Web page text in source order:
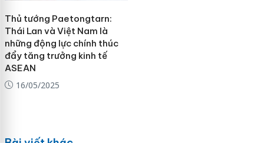
Thủ tướng Paetongtarn:
Thái Lan và Việt Nam là
những động lực chính thúc
đẩy tăng trưởng kinh tế
ASEAN
16/05/2025